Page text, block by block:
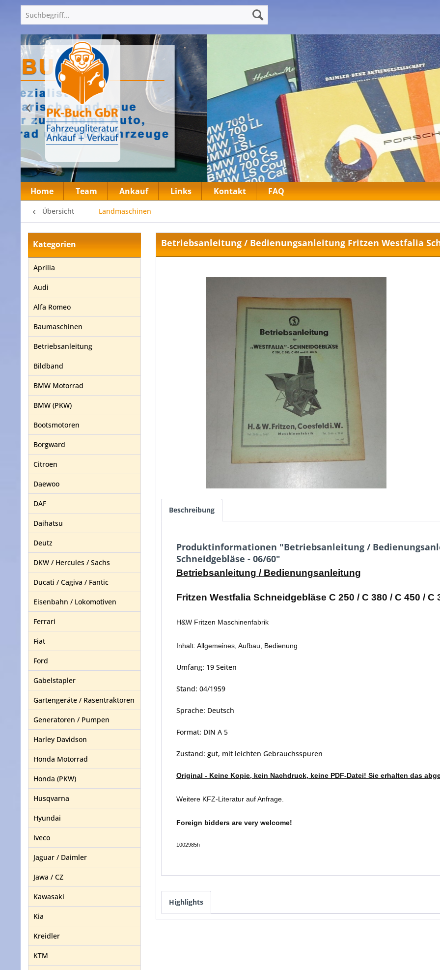
Home Team Ankauf Links Kontakt FAQ
Übersicht Landmaschinen
Kategorien
Aprilia
Audi
Alfa Romeo
Baumaschinen
Betriebsanleitung
Bildband
BMW Motorrad
BMW (PKW)
Bootsmotoren
Borgward
Citroen
Daewoo
DAF
Daihatsu
Deutz
DKW / Hercules / Sachs
Ducati / Cagiva / Fantic
Eisenbahn / Lokomotiven
Ferrari
Fiat
Ford
Gabelstapler
Gartengeräte / Rasentraktoren
Generatoren / Pumpen
Harley Davidson
Honda Motorrad
Honda (PKW)
Husqvarna
Hyundai
Iveco
Jaguar / Daimler
Jawa / CZ
Kawasaki
Kia
Kreidler
KTM
Betriebsanleitung / Bedienungsanleitung Fritzen Westfalia
Beschreibung
Produktinformationen "Betriebsanleitung /
Schneidgebläse - 06/60"
Betriebsanleitung / Bedienungsanleitung
Fritzen Westfalia Schneidgebläse C 250 / C 380 / C 450 / C
H&W Fritzen Maschinenfabrik
Inhalt: Allgemeines, Aufbau, Bedienung
Umfang: 19 Seiten
Stand: 04/1959
Sprache: Deutsch
Format: DIN A 5
Zustand: gut, mit leichten Gebrauchsspuren
Original - Keine Kopie, kein Nachdruck, keine PDF-Datei! Sie erhalten das
Weitere KFZ-Literatur auf Anfrage.
Foreign bidders are very welcome!
1002985h
Highlights